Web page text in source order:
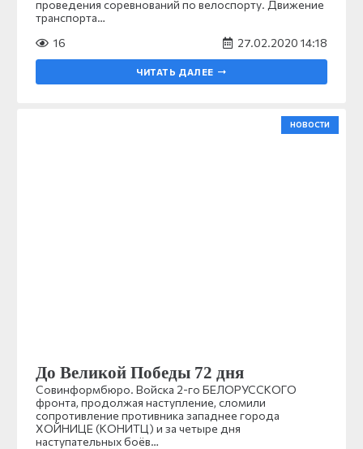
проведения соревнований по велоспорту. Движение
транспорта…
16
27.02.2020 14:18
ЧИТАТЬ ДАЛЕЕ
НОВОСТИ
До Великой Победы 72 дня
Совинформбюро. Войска 2-го БЕЛОРУССКОГО
фронта, продолжая наступление, сломили
сопротивление противника западнее города
ХОЙНИЦЕ (КОНИТЦ) и за четыре дня
наступательных боёв…